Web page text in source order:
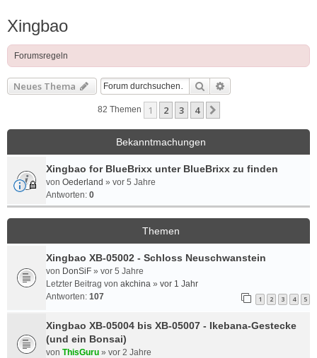
Xingbao
Forumsregeln
Neues Thema Suche
82 Themen 1 2 3 4
Bekanntmachungen
Xingbao for BlueBrixx unter BlueBrixx zu finden
von Oederland » vor 5 Jahre
Antworten: 0
Themen
Xingbao XB-05002 - Schloss Neuschwanstein
von DonSiF » vor 5 Jahre
Letzter Beitrag von akchina » vor 1 Jahr
Antworten: 107 1 2 3 4 5
Xingbao XB-05004 bis XB-05007 - Ikebana-Gestecke
(und ein Bonsai)
von ThisGuru » vor 2 Jahre